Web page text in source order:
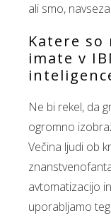
ali smo,
Katere so
imate v
Ne bi rekel, da
ogromno
Večina ljudi ob
avtomatizacijo
uporabljamo